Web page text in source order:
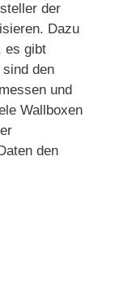
der
Dazu
es gibt
den
und
Wallboxen
den